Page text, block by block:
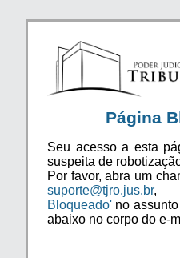
Página
Seu acesso a esta
suspeita de
Por favor, abra um
suporte@tjro.jus.br,
Bloqueado' no
abaixo no corpo do e-